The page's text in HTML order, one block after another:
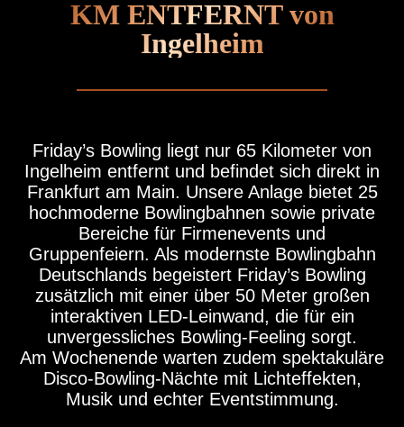
KM ENTFERNT von
Ingelheim
Friday’s Bowling liegt nur 65 Kilometer von
Ingelheim entfernt und befindet sich direkt in
Frankfurt am Main. Unsere Anlage bietet 25
hochmoderne Bowlingbahnen sowie private
Bereiche für Firmenevents und
Gruppenfeiern. Als modernste Bowlingbahn
Deutschlands begeistert Friday’s Bowling
zusätzlich mit einer über 50 Meter großen
interaktiven LED-Leinwand, die für ein
unvergessliches Bowling-Feeling sorgt.
Am Wochenende warten zudem spektakuläre
Disco-Bowling-Nächte mit Lichteffekten,
Musik und echter Eventstimmung.